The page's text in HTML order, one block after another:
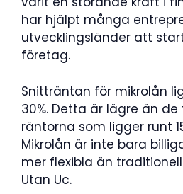
har hjälpt många
utvecklingsländer att
företag.
Snitträntan för mikrolån
30%. Detta är lägre än
räntorna som ligger runt
Mikrolån är inte bara
mer flexibla än
Utan Uc.